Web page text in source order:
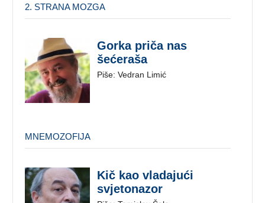
Gorka priča nas
šećeraša
Piše: Vedran Limić
2. STRANA MOZGA
Kič kao vladajući
svjetonazor
MNEMOZOFIJA